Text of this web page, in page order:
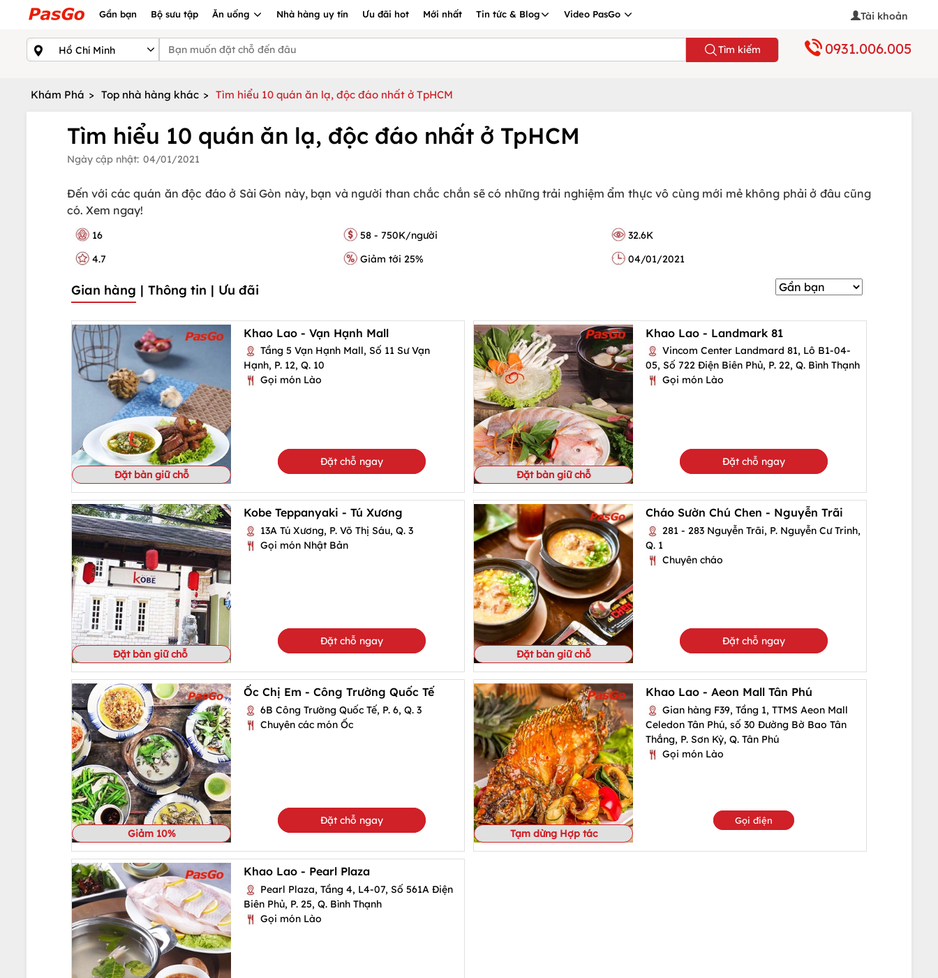
Gần bạn Bộ sưu tập Ăn uống Nhà hàng uy tín Ưu đãi hot Mới nhất Tin tức & Blog Video PasGo Tài khoản
Tìm kiếm 0931.006.005
Khám Phá > Top nhà hàng khác > Tìm hiểu 10 quán ăn lạ, độc đáo nhất ở TpHCM
Tìm hiểu 10 quán ăn lạ, độc đáo nhất ở TpHCM
Ngày cập nhật: 04/01/2021
Đến với các quán ăn độc đáo ở Sài Gòn này, bạn và người than chắc chắn sẽ có những trải nghiệm ẩm thực vô cùng mới mẻ không phải ở đâu cũng
có. Xem ngay!
16 58 - 750K/người
32.6K
4.7
Giảm tới 25% 04/01/2021
Gian hàng | Thông tin | Ưu đãi
Đặt bàn giữ chỗ
Khao Lao - Vạn Hạnh Mall
Tầng 5 Vạn Hạnh Mall, Số 11 Sư Vạn
Hạnh, P. 12, Q. 10
Gọi món Lào
Đặt chỗ ngay
Đặt bàn giữ chỗ
Khao Lao - Landmark 81
Vincom Center Landmard 81, Lô B1-04-
05, Số 722 Điện Biên Phủ, P. 22, Q. Bình Thạnh
Gọi món Lào
Đặt chỗ ngay
Đặt bàn giữ chỗ
Kobe Teppanyaki - Tú Xương
13A Tú Xương, P. Võ Thị Sáu, Q. 3
Gọi món Nhật Bản
Đặt chỗ ngay
Đặt bàn giữ chỗ
Cháo Sườn Chú Chen - Nguyễn Trãi
281 - 283 Nguyễn Trãi, P. Nguyễn Cư Trinh,
Q. 1
Chuyên cháo
Đặt chỗ ngay
Giảm 10%
Ốc Chị Em - Công Trường Quốc Tế
6B Công Trường Quốc Tế, P. 6, Q. 3
Chuyên các món Ốc
Đặt chỗ ngay
Tạm dừng Hợp tác
Khao Lao - Aeon Mall Tân Phú
Gian hàng F39, Tầng 1, TTMS Aeon Mall
Celedon Tân Phú, số 30 Đường Bờ Bao Tân
Thắng, P. Sơn Kỳ, Q. Tân Phú
Gọi món Lào
Gọi điện
Khao Lao - Pearl Plaza
Pearl Plaza, Tầng 4, L4-07, Số 561A Điện
Biên Phủ, P. 25, Q. Bình Thạnh
Gọi món Lào